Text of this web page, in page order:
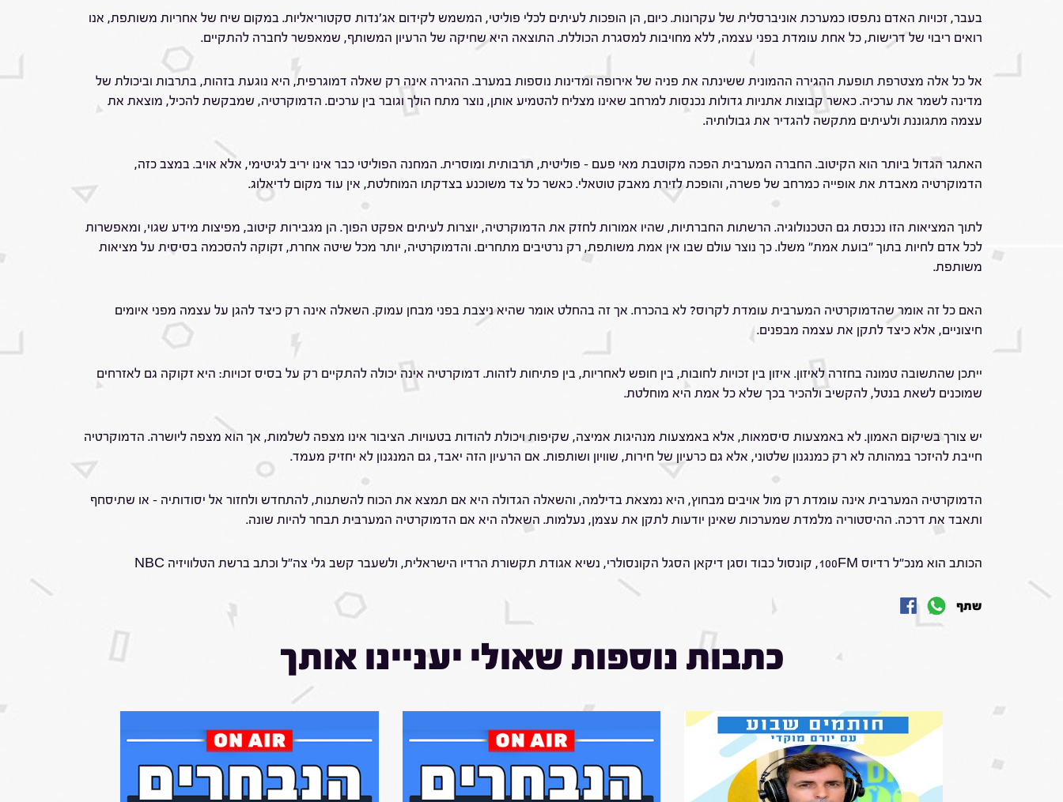
בעבר, זכויות האדם נתפסו כמערכת אוניברסלית של עקרונות. כיום, הן הופכות לעיתים לכלי פוליטי, המשמש לקידום אג'נדות סקטוריאליות. במקום שיח של אחריות משותפת, אנו
רואים ריבוי של דרישות, כל אחת עומדת בפני עצמה, ללא מחויבות למסגרת הכוללת. התוצאה היא שחיקה של הרעיון המשותף, שמאפשר לחברה להתקיים.
אל כל אלה מצטרפת תופעת ההגירה ההמונית ששינתה את פניה של אירופה ומדינות נוספות במערב. ההגירה אינה רק שאלה דמוגרפית, היא נוגעת בזהות, בתרבות וביכולת של
מדינה לשמר את ערכיה. כאשר קבוצות אתניות גדולות נכנסות למרחב שאינו מצליח להטמיע אותן, נוצר מתח הולך וגובר בין ערכים. הדמוקרטיה, שמבקשת להכיל, מוצאת את
עצמה מתגוננת ולעיתים מתקשה להגדיר את גבולותיה.
האתגר הגדול ביותר הוא הקיטוב. החברה המערבית הפכה מקוטבת מאי פעם – פוליטית, תרבותית ומוסרית. המחנה הפוליטי כבר אינו יריב לגיטימי, אלא אויב. במצב כזה,
הדמוקרטיה מאבדת את אופייה כמרחב של פשרה, והופכת לזירת מאבק טוטאלי. כאשר כל צד משוכנע בצדקתו המוחלטת, אין עוד מקום לדיאלוג.
לתוך המציאות הזו נכנסת גם הטכנולוגיה. הרשתות החברתיות, שהיו אמורות לחזק את הדמוקרטיה, יוצרות לעיתים אפקט הפוך. הן מגבירות קיטוב, מפיצות מידע שגוי, ומאפשרות
לכל אדם לחיות בתוך "בועת אמת" משלו. כך נוצר עולם שבו אין אמת משותפת, רק נרטיבים מתחרים. והדמוקרטיה, יותר מכל שיטה אחרת, זקוקה להסכמה בסיסית על מציאות
משותפת.
האם כל זה אומר שהדמוקרטיה המערבית עומדת לקרוס? לא בהכרח. אך זה בהחלט אומר שהיא ניצבת בפני מבחן עמוק. השאלה אינה רק כיצד להגן על עצמה מפני איומים
חיצוניים, אלא כיצד לתקן את עצמה מבפנים.
ייתכן שהתשובה טמונה בחזרה לאיזון. איזון בין זכויות לחובות, בין חופש לאחריות, בין פתיחות לזהות. דמוקרטיה אינה יכולה להתקיים רק על בסיס זכויות: היא זקוקה גם לאזרחים
שמוכנים לשאת בנטל, להקשיב ולהכיר בכך שלא כל אמת היא מוחלטת.
יש צורך בשיקום האמון. לא באמצעות סיסמאות, אלא באמצעות מנהיגות אמיצה, שקיפות ויכולת להודות בטעויות. הציבור אינו מצפה לשלמות, אך הוא מצפה ליושרה. הדמוקרטיה
חייבת להיזכר במהותה לא רק כמנגנון שלטוני, אלא גם כרעיון של חירות, שוויון ושותפות. אם הרעיון הזה יאבד, גם המנגנון לא יחזיק מעמד.
הדמוקרטיה המערבית אינה עומדת רק מול אויבים מבחוץ, היא נמצאת בדילמה, והשאלה הגדולה היא אם תמצא את הכוח להשתנות, להתחדש ולחזור אל יסודותיה – או שתיסחף
ותאבד את דרכה. ההיסטוריה מלמדת שמערכות שאינן יודעות לתקן את עצמן, נעלמות. השאלה היא אם הדמוקרטיה המערבית תבחר להיות שונה.
הכותב הוא מנכ"ל רדיוס 100FM, קונסול כבוד וסגן דיקאן הסגל הקונסולרי, נשיא אגודת תקשורת הרדיו הישראלית, ולשעבר קשב גלי צה"ל וכתב ברשת הטלוויזיה NBC
שתף
כתבות נוספות שאולי יעניינו אותך